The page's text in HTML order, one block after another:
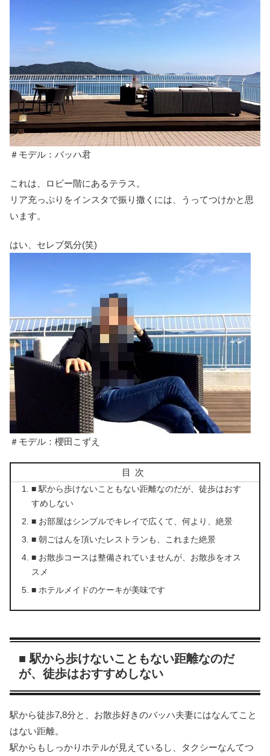
＃モデル：バッハ君
これは、ロビー階にあるテラス。
リア充っぷりをインスタで振り撒くには、うってつけかと思
います。
はい、セレブ気分(笑)
＃モデル：櫻田こずえ
目次
■ 駅から歩けないこともない距離なのだが、徒歩はおす
すめしない
■ お部屋はシンプルでキレイで広くて、何より、絶景
■ 朝ごはんを頂いたレストランも、これまた絶景
■ お散歩コースは整備されていませんが、お散歩をオス
スメ
■ ホテルメイドのケーキが美味です
■ 駅から歩けないこともない距離なのだ
が、徒歩はおすすめしない
駅から徒歩7,8分と、お散歩好きのバッハ夫妻にはなんてこと
はない距離。
駅からもしっかりホテルが見えているし、タクシーなんてつ